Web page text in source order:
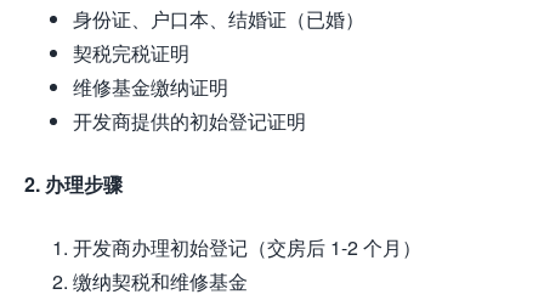
身份证、户口本、结婚证（已婚）
契税完税证明
维修基金缴纳证明
开发商提供的初始登记证明
2. 办理步骤
开发商办理初始登记（交房后 1-2 个月）
缴纳契税和维修基金